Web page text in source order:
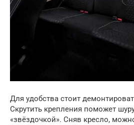
Для удобства стоит
Скрутить крепления поможет
«звёздочкой». Сняв кресло,